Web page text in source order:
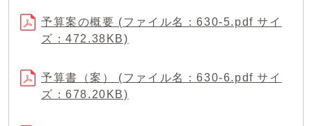
予算案の概要 (ファイル名：630-5.pdf サイ
ズ：472.38KB)
予算書（案） (ファイル名：630-6.pdf サイ
ズ：678.20KB)